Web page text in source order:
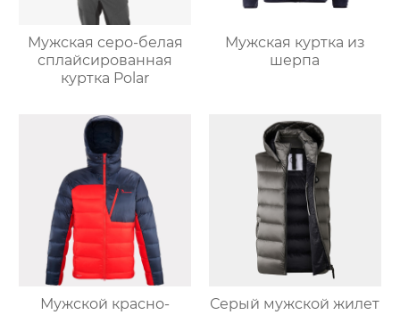
Мужская серо-белая
сплайсированная
куртка Polar
Мужская куртка из
шерпа
Мужской красно-
Серый мужской жилет